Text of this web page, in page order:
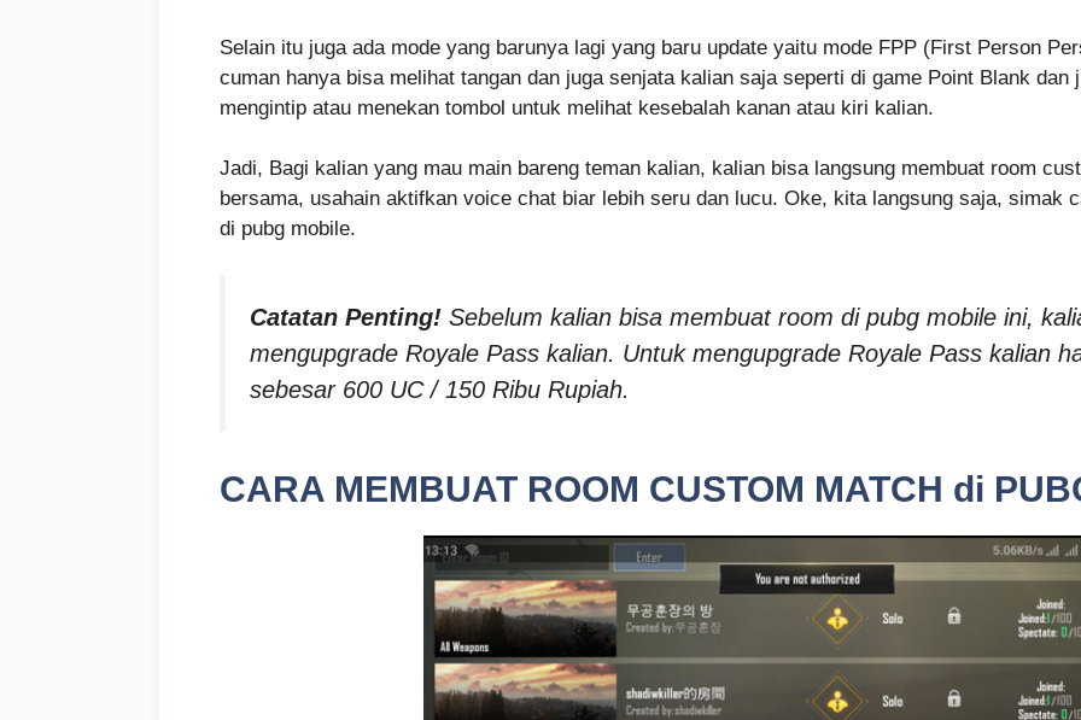
Selain itu juga ada mode yang barunya lagi yang baru update yaitu mode FPP (First Person
cuman hanya bisa melihat tangan dan juga senjata kalian saja seperti di game Point Blank
mengintip atau menekan tombol untuk melihat kesebalah kanan atau kiri kalian.
Jadi, Bagi kalian yang mau main bareng teman kalian, kalian bisa langsung membuat room
bersama, usahain aktifkan voice chat biar lebih seru dan lucu. Oke, kita langsung saja, simak
di pubg mobile.
Catatan Penting! Sebelum kalian bisa membuat room di pubg mobile ini,
mengupgrade Royale Pass kalian. Untuk mengupgrade Royale Pass kalian
sebesar 600 UC / 150 Ribu Rupiah.
CARA MEMBUAT ROOM CUSTOM MATCH di